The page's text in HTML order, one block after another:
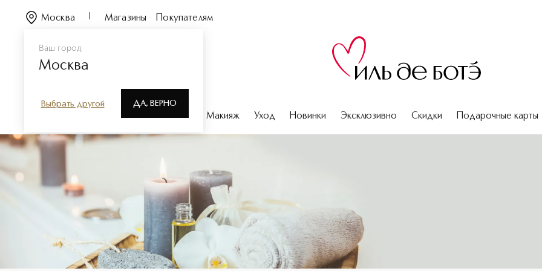
Ваш город
Москва
Выбрать другой ДА, ВЕРНО
Москва Магазины Покупателям
Парфюмерия Макияж Уход Новинки Эксклюзивно Скидки Подарочные карты
Средства для дома